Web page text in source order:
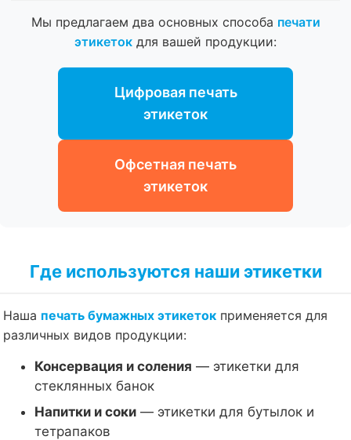
Мы предлагаем два основных способа печати
этикеток для вашей продукции:
Цифровая печать
этикеток
Офсетная печать
этикеток
Где используются наши этикетки
Наша печать бумажных этикеток применяется для
различных видов продукции:
Консервация и соления — этикетки для
стеклянных банок
Напитки и соки — этикетки для бутылок и
тетрапаков